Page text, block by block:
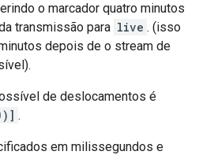
o marcador quatro minutos
transmissão para live . (isso
depois de o stream de
de deslocamentos é
.
em milissegundos e